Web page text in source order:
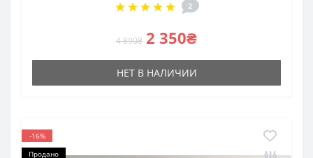
2
4 890₴ 2 350₴
НЕТ В НАЛИЧИИ
-16%
Продано